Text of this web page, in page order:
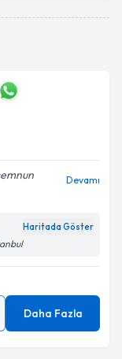
almanız için bir
belirtilen
Devamı
Haritada Göster
Daha Fazla